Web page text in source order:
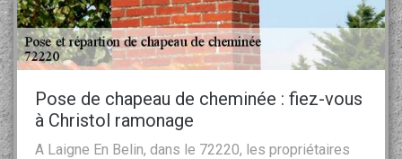
Pose de chapeau de cheminée : fiez-vous
à Christol ramonage
A Laigne En Belin, dans le 72220, les propriétaires